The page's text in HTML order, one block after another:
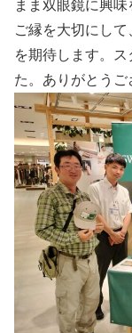
まま双眼鏡に興
ご縁を大切にし
を期待します。
た。ありがとうご